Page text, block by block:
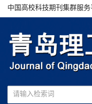
中国高校科技期刊集群服务